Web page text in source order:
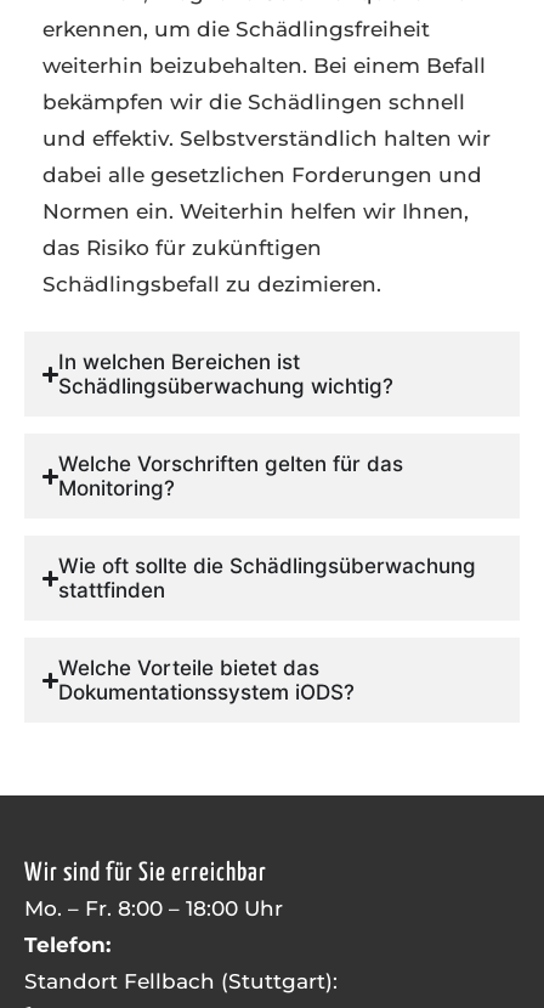
erkennen, um die Schädlingsfreiheit
weiterhin beizubehalten. Bei einem Befall
bekämpfen wir die Schädlingen schnell
und effektiv. Selbstverständlich halten wir
dabei alle gesetzlichen Forderungen und
Normen ein. Weiterhin helfen wir Ihnen,
das Risiko für zukünftigen
Schädlingsbefall zu dezimieren.
In welchen Bereichen ist
Schädlingsüberwachung wichtig?
Welche Vorschriften gelten für das
Monitoring?
Wie oft sollte die Schädlingsüberwachung
stattfinden
Welche Vorteile bietet das
Dokumentationssystem iODS?
Wir sind für Sie erreichbar
Mo. – Fr. 8:00 – 18:00 Uhr
Telefon:
Standort Fellbach (Stuttgart):